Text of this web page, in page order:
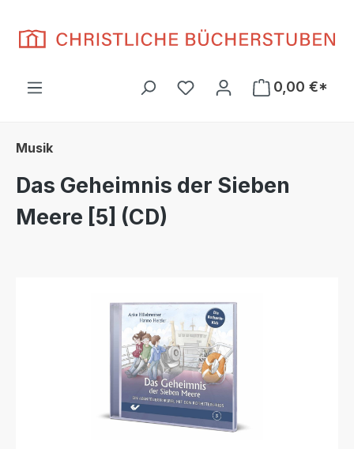
Du hast 0 Produkte auf
0,00 €*
Musik
Das Geheimnis der Sieben
Meere [5] (CD)